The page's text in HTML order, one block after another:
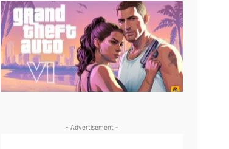
- Advertisement -